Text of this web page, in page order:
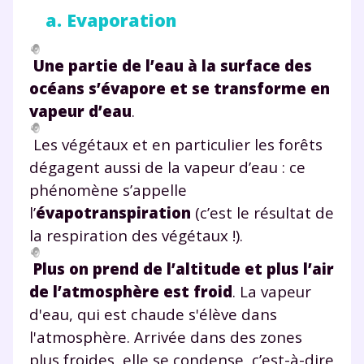
a. Evaporation
Une partie de l’eau à la surface des
océans s’évapore et se transforme en
vapeur d’eau.
Les végétaux et en particulier les forêts
dégagent aussi de la vapeur d’eau : ce
phénomène s’appelle
l’évapotranspiration (c’est le résultat de
la respiration des végétaux !).
Plus on prend de l’altitude et plus l’air
de l’atmosphère est froid. La vapeur
d'eau, qui est chaude s'élève dans
l'atmosphère. Arrivée dans des zones
plus froides, elle se condense, c’est-à-dire